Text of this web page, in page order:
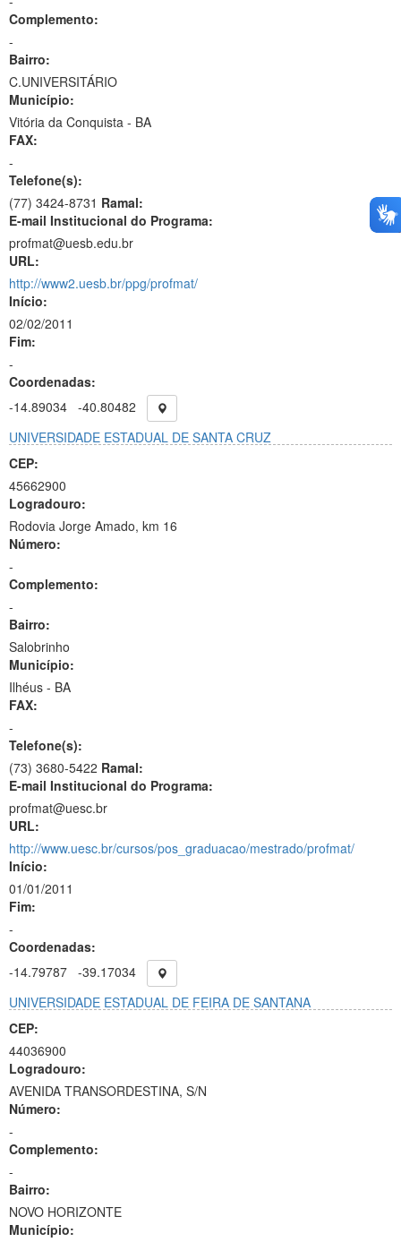
Complemento:
-
Bairro:
C.UNIVERSITÁRIO
Município:
Vitória da Conquista - BA
FAX:
-
Telefone(s):
(77) 3424-8731 Ramal:
E-mail Institucional do Programa:
profmat@uesb.edu.br
URL:
http://www2.uesb.br/ppg/profmat/
Início:
02/02/2011
Fim:
-
Coordenadas:
-14.89034 -40.80482
UNIVERSIDADE ESTADUAL DE SANTA CRUZ
CEP:
45662900
Logradouro:
Rodovia Jorge Amado, km 16
Número:
-
Complemento:
-
Bairro:
Salobrinho
Município:
Ilhéus - BA
FAX:
-
Telefone(s):
(73) 3680-5422 Ramal:
E-mail Institucional do Programa:
profmat@uesc.br
URL:
http://www.uesc.br/cursos/pos_graduacao/mestrado/profmat/
Início:
01/01/2011
Fim:
-
Coordenadas:
-14.79787 -39.17034
UNIVERSIDADE ESTADUAL DE FEIRA DE SANTANA
CEP:
44036900
Logradouro:
AVENIDA TRANSORDESTINA, S/N
Número:
-
Complemento:
-
Bairro:
NOVO HORIZONTE
Município: